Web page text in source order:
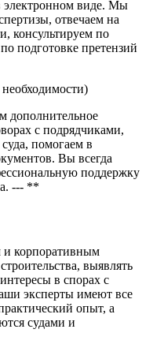
электронном виде. Мы
отвечаем на
консультируем по
подготовке претензий
дополнительное
с подрядчиками,
помогаем в
Вы всегда
поддержку
--- **
и корпоративным
выявлять
в спорах с
эксперты имеют все
опыт, а
судами и